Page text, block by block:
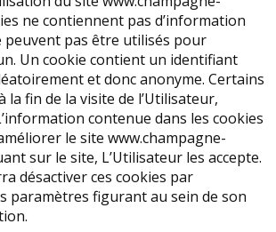
ne contiennent pas d’information
peuvent pas être utilisés pour
Un cookie contient un identifiant
et donc anonyme. Certains
la fin de la visite de l’Utilisateur,
contenue dans les cookies
le site www.champagne-
sur le site, L’Utilisateur les accepte.
désactiver ces cookies par
paramètres figurant au sein de son